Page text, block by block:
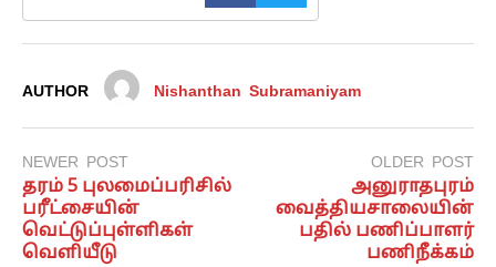
AUTHOR Nishanthan Subramaniyam
NEWER POST
தரம் 5 புலமைப்பரிசில்
பரீட்சையின்
வெட்டுப்புள்ளிகள்
வெளியீடு
OLDER POST
அனுராதபுரம்
வைத்தியசாலையின்
பதில் பணிப்பாளர்
பணிநீக்கம்